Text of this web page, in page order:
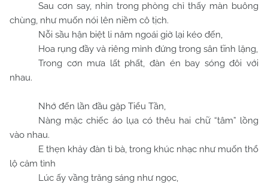
Sau cơn say, nhìn trong phòng chỉ thấy màn buông
chùng, như muốn nói lên niềm cô tịch.
Nỗi sầu hận biệt li năm ngoái giờ lại kéo đến,
Hoa rụng đầy và riêng mình đứng trong sân tĩnh lặng,
Trong cơn mưa lất phất, đàn én bay sóng đôi với
nhau.
Nhớ đến lần đầu gặp Tiểu Tần,
Nàng mặc chiếc áo lụa có thêu hai chữ “tâm” lồng
vào nhau.
E thẹn khảy đàn tì bà, trong khúc nhạc như muốn thổ
lộ cảm tình
Lúc ấy vầng trăng sáng như ngọc,